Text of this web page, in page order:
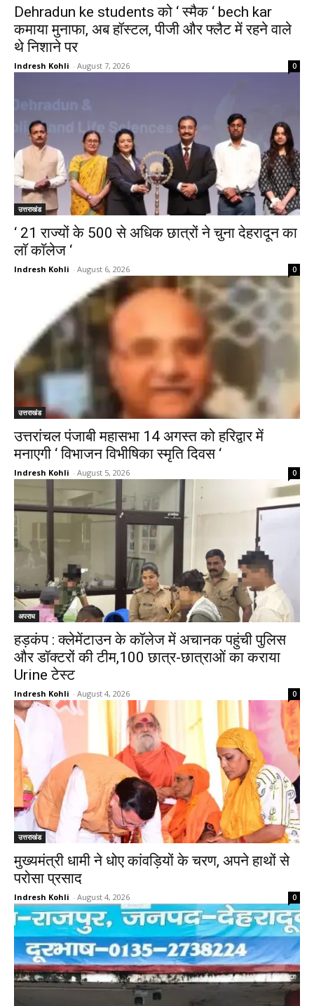
Dehradun ke students को ‘ स्मैक ‘ bech kar
कमाया मुनाफा, अब हॉस्टल, पीजी और फ्लैट में रहने वाले
थे निशाने पर
Indresh Kohli - August 7, 2026 0
उत्तराखंड
‘ 21 राज्यों के 500 से अधिक छात्रों ने चुना देहरादून का
लाॅ काॅलेज ‘
Indresh Kohli - August 6, 2026 0
उत्तराखंड
उत्तरांचल पंजाबी महासभा 14 अगस्त को हरिद्वार में
मनाएगी ‘ विभाजन विभीषिका स्मृति दिवस ‘
Indresh Kohli - August 5, 2026 0
अपराध
हड़कंप : क्लेमेंटाउन के कॉलेज में अचानक पहुंची पुलिस
और डॉक्टरों की टीम,100 छात्र-छात्राओं का कराया
Urine टेस्ट
Indresh Kohli - August 4, 2026 0
उत्तराखंड
मुख्यमंत्री धामी ने धोए कांवड़ियों के चरण, अपने हाथों से
परोसा प्रसाद
Indresh Kohli - August 4, 2026 0